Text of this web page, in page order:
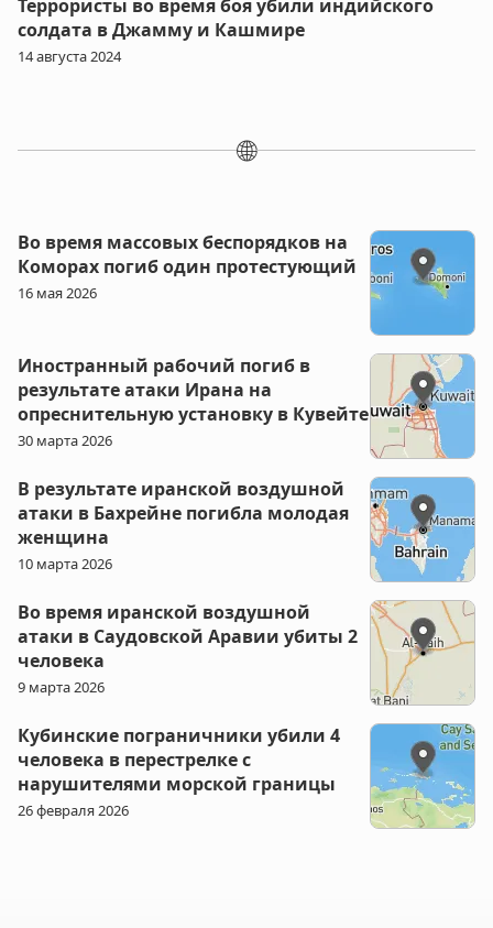
Террористы во время боя убили индийского
солдата в Джамму и Кашмире
14 августа 2024
🌐
Во время массовых беспорядков на
Коморах погиб один протестующий
16 мая 2026
Иностранный рабочий погиб в
результате атаки Ирана на
опреснительную установку в Кувейте
30 марта 2026
В результате иранской воздушной
атаки в Бахрейне погибла молодая
женщина
10 марта 2026
Во время иранской воздушной
атаки в Саудовской Аравии убиты 2
человека
9 марта 2026
Кубинские пограничники убили 4
человека в перестрелке с
нарушителями морской границы
26 февраля 2026